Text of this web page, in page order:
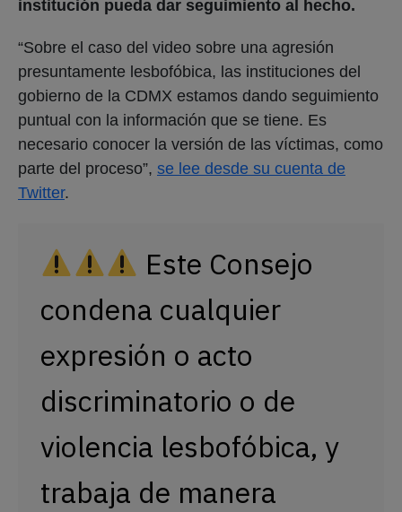
institución pueda dar seguimiento al hecho.
“Sobre el caso del video sobre una agresión
presuntamente lesbofóbica, las instituciones del
gobierno de la CDMX estamos dando seguimiento
puntual con la información que se tiene. Es
necesario conocer la versión de las víctimas, como
parte del proceso”, se lee desde su cuenta de
Twitter.
Este Consejo
condena cualquier
expresión o acto
discriminatorio o de
violencia lesbofóbica, y
trabaja de manera